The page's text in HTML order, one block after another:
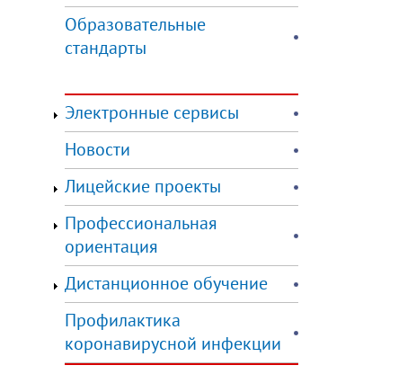
Образовательные
стандарты
Электронные сервисы
Новости
Лицейские проекты
Профессиональная
ориентация
Дистанционное обучение
Профилактика
коронавирусной инфекции